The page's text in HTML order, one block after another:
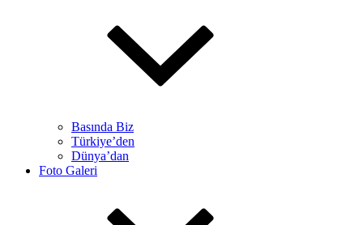
Basında Biz
Türkiye’den
Dünya’dan
Foto Galeri